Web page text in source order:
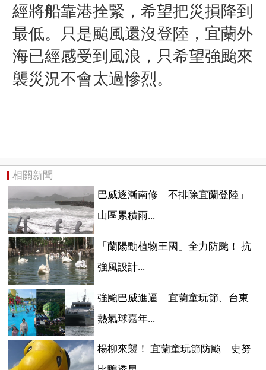
經將船靠港拴緊，希望把災損降到
最低。
只是颱風還沒登陸，宜蘭外
海已經感受到風浪，只希望強颱來
襲災況不會太過慘烈。
相關新聞
巴威逐漸南修「不排除宜蘭登陸」
山區累積雨...
「蘭陽動植物王國」全力防颱！ 抗
強風設計...
強颱巴威進逼 宜蘭童玩節、台東
熱氣球嘉年...
楊柳來襲！ 宜蘭童玩節防颱 史努